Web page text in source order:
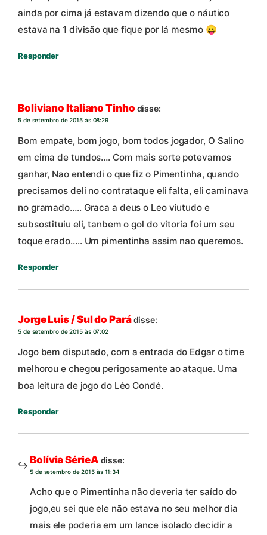
ainda por cima já estavam dizendo que o náutico
estava na 1 divisão que fique por lá mesmo 😛
Responder
Boliviano Italiano Tinho disse:
5 de setembro de 2015 às 08:29
Bom empate, bom jogo, bom todos jogador, O Salino
em cima de tundos…. Com mais sorte potevamos
ganhar, Nao entendi o que fiz o Pimentinha, quando
precisamos deli no contrataque eli falta, eli caminava
no gramado….. Graca a deus o Leo viutudo e
subsostituiu eli, tanbem o gol do vitoria foi um seu
toque erado….. Um pimentinha assim nao queremos.
Responder
Jorge Luis / Sul do Parádisse:
5 de setembro de 2015 às 07:02
Jogo bem disputado, com a entrada do Edgar o time
melhorou e chegou perigosamente ao ataque. Uma
boa leitura de jogo do Léo Condé.
Responder
Bolívia SérieA disse:
5 de setembro de 2015 às 11:34
Acho que o Pimentinha não deveria ter saído do
jogo,eu sei que ele não estava no seu melhor dia
mais ele poderia em um lance isolado decidir a